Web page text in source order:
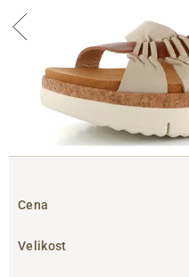
Cena
Velikost